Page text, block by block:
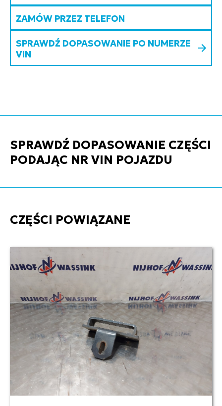
ZAMÓW PRZEZ TELEFON
SPRAWDŹ DOPASOWANIE PO NUMERZE
VIN
SPRAWDŹ DOPASOWANIE CZĘŚCI
PODAJĄC NR VIN POJAZDU
CZĘŚCI POWIĄZANE